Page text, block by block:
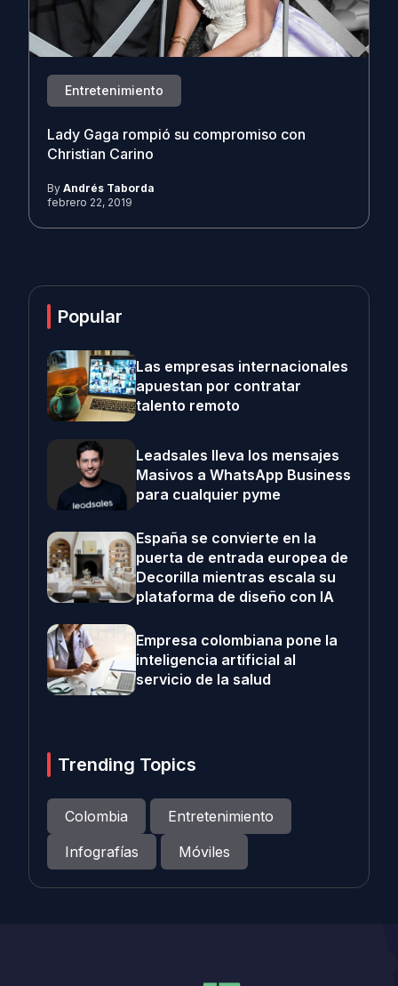
Entretenimiento
Lady Gaga rompió su compromiso con
Christian Carino
By Andrés Taborda
febrero 22, 2019
Popular
Las empresas internacionales
apuestan por contratar
talento remoto
Leadsales lleva los mensajes
Masivos a WhatsApp Business
para cualquier pyme
España se convierte en la
puerta de entrada europea de
Decorilla mientras escala su
plataforma de diseño con IA
Empresa colombiana pone la
inteligencia artificial al
servicio de la salud
Trending Topics
Colombia
Entretenimiento
Infografías
Móviles